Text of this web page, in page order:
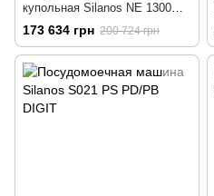
купольная Silanos NЕ 1300
PD/РВ
173 634 грн 200 724 грн